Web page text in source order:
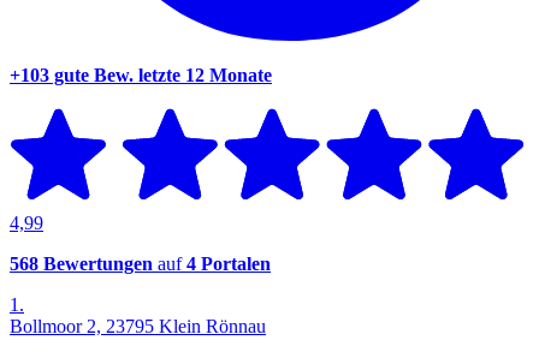
+103 gute Bew. letzte 12 Monate
4,99
568 Bewertungen auf4 Portalen
1.
Bollmoor 2, 23795 Klein Rönnau